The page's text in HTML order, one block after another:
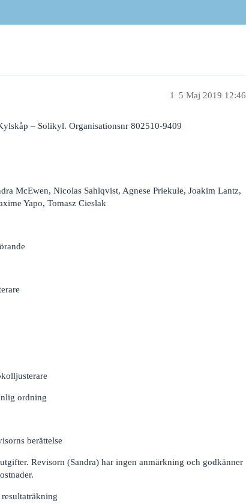
5 Maj 2019 12:46
1
– Solikyl. Organisationsnr 802510-9409
McEwen, Nicolas Sahlqvist, Agnese Priekule, Joakim Lantz,
Yapo, Tomasz Cieslak
ordning
berättelse
Revisorn (Sandra) har ingen anmärkning och godkänner